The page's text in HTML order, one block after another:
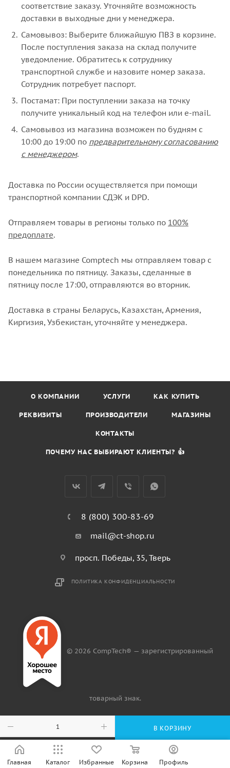
В КОРЗИНУ
соответствие заказу. Уточняйте возможность
доставки в выходные дни у менеджера.
Самовывоз: Выберите ближайшую ПВЗ в корзине.
После поступления заказа на склад получите
уведомление. Обратитесь к сотруднику
транспортной службе и назовите номер заказа.
Сотрудник потребует паспорт.
Постамат: При поступлении заказа на точку
получите уникальный код на телефон или e-mail.
Самовывоз из магазина возможен по будням с
10:00 до 19:00 по предварительному согласованию
с менеджером.
Доставка по России осуществляется при помощи
транспортной компании СДЭК и DPD.
Отправляем товары в регионы только по 100%
предоплате.
В нашем магазине Comptech мы отправляем товар с
понедельника по пятницу. Заказы, сделанные в
пятницу после 17:00, отправляются во вторник.
Доставка в страны Беларусь, Казахстан, Армения,
Киргизия, Узбекистан, уточняйте у менеджера.
О КОМПАНИИ УСЛУГИ КАК КУПИТЬ
РЕКВИЗИТЫ ПРОИЗВОДИТЕЛИ МАГАЗИНЫ
КОНТАКТЫ
ПОЧЕМУ НАС ВЫБИРАЮТ КЛИЕНТЫ? 👍
8 (800) 300-83-69
mail@ct-shop.ru
просп. Победы, 35, Тверь
ПОЛИТИКА КОНФИДЕНЦИАЛЬНОСТИ
© 2026 CompTech® — зарегистрированный
товарный знак.
Главная Каталог Избранные Корзина Профиль